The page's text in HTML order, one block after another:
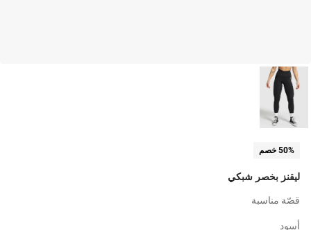
50% خصم
ليقنز بخصر شبكي
قصّة مناسبة
أسود